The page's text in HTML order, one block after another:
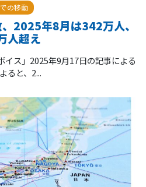
の移動
、2025年8月は342万人、
人超え
イス」2025年9月17日の記事による
ると、2...